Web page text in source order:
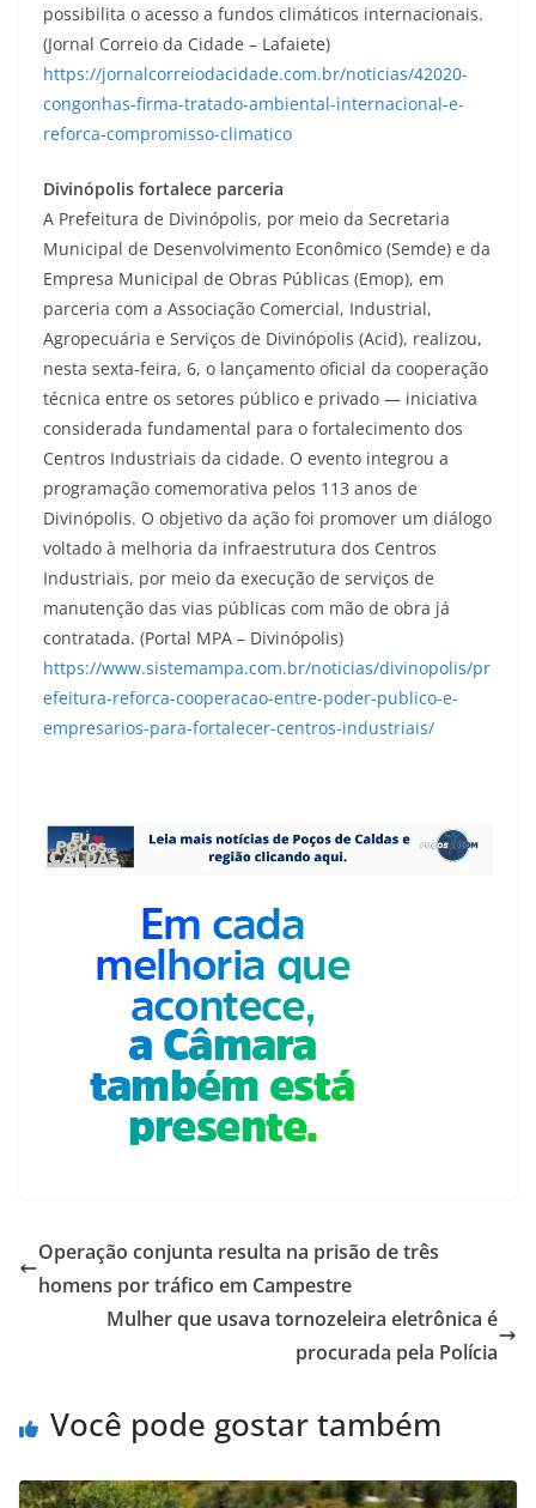
possibilita o acesso a fundos climáticos internacionais.
(Jornal Correio da Cidade – Lafaiete)
https://jornalcorreiodacidade.com.br/noticias/42020-
congonhas-firma-tratado-ambiental-internacional-e-
reforca-compromisso-climatico
Divinópolis fortalece parceria
A Prefeitura de Divinópolis, por meio da Secretaria
Municipal de Desenvolvimento Econômico (Semde) e da
Empresa Municipal de Obras Públicas (Emop), em
parceria com a Associação Comercial, Industrial,
Agropecuária e Serviços de Divinópolis (Acid), realizou,
nesta sexta-feira, 6, o lançamento oficial da cooperação
técnica entre os setores público e privado — iniciativa
considerada fundamental para o fortalecimento dos
Centros Industriais da cidade. O evento integrou a
programação comemorativa pelos 113 anos de
Divinópolis. O objetivo da ação foi promover um diálogo
voltado à melhoria da infraestrutura dos Centros
Industriais, por meio da execução de serviços de
manutenção das vias públicas com mão de obra já
contratada. (Portal MPA – Divinópolis)
https://www.sistemampa.com.br/noticias/divinopolis/pr
efeitura-reforca-cooperacao-entre-poder-publico-e-
empresarios-para-fortalecer-centros-industriais/
Operação conjunta resulta na prisão de três
homens por tráfico em Campestre
Mulher que usava tornozeleira eletrônica é
procurada pela Polícia
Você pode gostar também